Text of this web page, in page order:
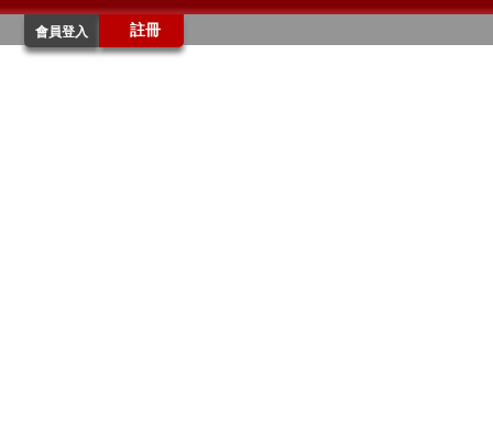
會員登入 註冊